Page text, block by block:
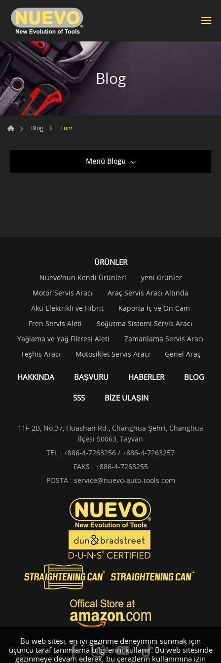
Blog
Blog Tüm
Menü Blogu
Bu web sitesi, en iyi gezinme deneyimini sunmak için
üçüncü taraf tanımlama bilgilerini kullanır. Bu web sitesinde
gezinmeye devam ederek, bu çerezlerin kullanımına izin
ÜRÜNLER
Nuevo'nun Kendi Ürünleri
yeni ürünler
Motor Servis Aracı
Araç Servis Aracı Altında
Akü Elektrikli ve Hibrit
Kaporta İç ve Ön Cam
Fren Servis Aleti
Soğutma Sistemi Servis Aracı
Yağlama ve Yağ Filtresi Aleti
Zamanlama Servis Aracı
Teşhis Aracı
Motosiklet Servis Aracı Genel Araç
HAKKINDA BAŞVURU HABERLER BLOG
SSS BİZE ULAŞIN
11F-2B, No.37, Huashan Rd., Changhua Şehri, Changhua
İlçesi 50063, Tayvan
TEL : +886-4-7263256 / +886-4-7263257
FAKS : +886-4-7263255
POSTA : service@nuevo-auto-tools.com